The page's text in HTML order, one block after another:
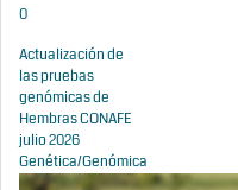
0
Actualización de
las pruebas
genómicas de
Hembras CONAFE
julio 2026
Genética/Genómica